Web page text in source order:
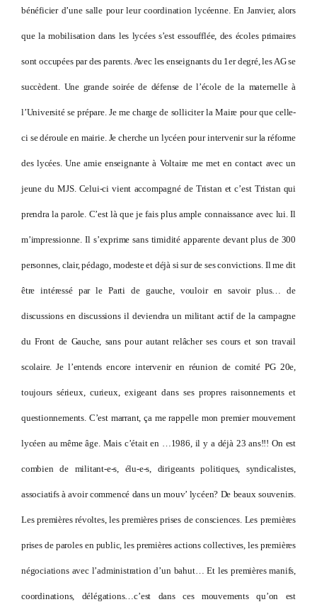
bénéficier d’une salle pour leur coordination lycéenne. En Janvier, alors
que la mobilisation dans les lycées s’est essoufflée, des écoles primaires
sont occupées par des parents. Avec les enseignants du 1er degré, les AG se
succèdent. Une grande soirée de défense de l’école de la maternelle à
l’Université se prépare. Je me charge de solliciter la Maire pour que celle-
ci se déroule en mairie. Je cherche un lycéen pour intervenir sur la réforme
des lycées. Une amie enseignante à Voltaire me met en contact avec un
jeune du MJS. Celui-ci vient accompagné de Tristan et c’est Tristan qui
prendra la parole. C’est là que je fais plus ample connaissance avec lui. Il
m’impressionne. Il s’exprime sans timidité apparente devant plus de 300
personnes, clair, pédago, modeste et déjà si sur de ses convictions. Il me dit
être intéressé par le Parti de gauche, vouloir en savoir plus… de
discussions en discussions il deviendra un militant actif de la campagne
du Front de Gauche, sans pour autant relâcher ses cours et son travail
scolaire. Je l’entends encore intervenir en réunion de comité PG 20e,
toujours sérieux, curieux, exigeant dans ses propres raisonnements et
questionnements. C’est marrant, ça me rappelle mon premier mouvement
lycéen au même âge. Mais c’était en …1986, il y a déjà 23 ans!!! On est
combien de militant-e-s, élu-e-s, dirigeants politiques, syndicalistes,
associatifs à avoir commencé dans un mouv’ lycéen? De beaux souvenirs.
Les premières révoltes, les premières prises de consciences. Les premières
prises de paroles en public, les premières actions collectives, les premières
négociations avec l’administration d’un bahut… Et les premières manifs,
coordinations, délégations…c’est dans ces mouvements qu’on est